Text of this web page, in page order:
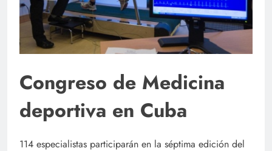
Congreso de Medicina
deportiva en Cuba
114 especialistas participarán en la séptima edición del